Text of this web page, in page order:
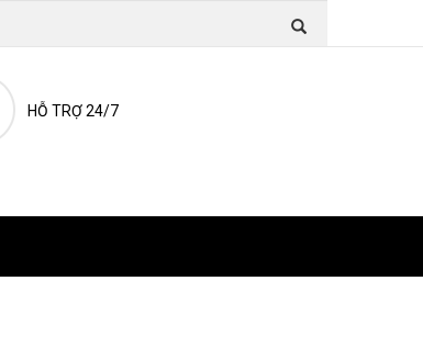
HỖ TRỢ 24/7